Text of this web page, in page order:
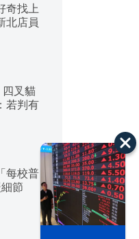
奇找上
北店員
叉貓
若判有
每校普
節